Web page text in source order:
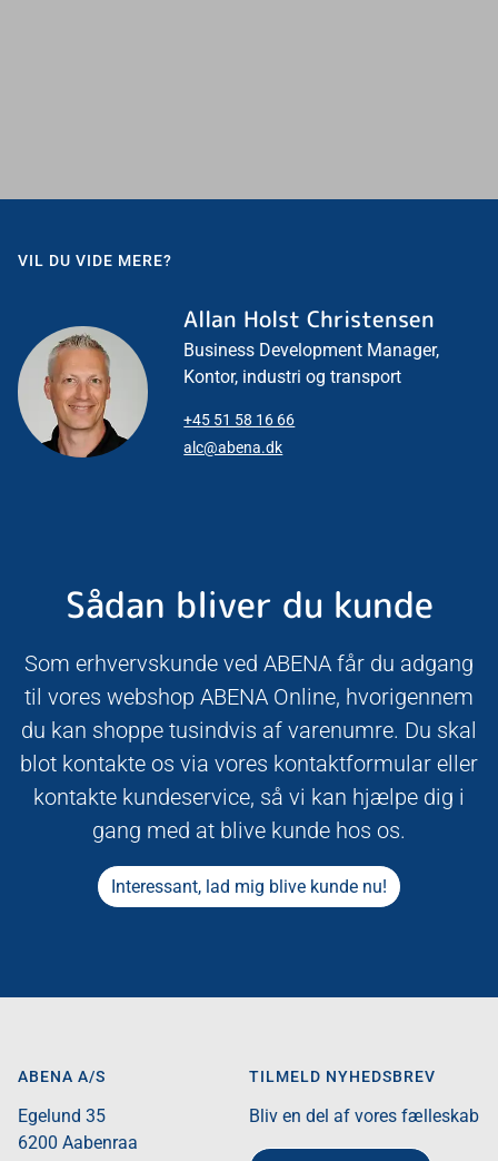
VIL DU VIDE MERE?
Allan Holst Christensen
Business Development Manager,
Kontor, industri og transport
+45 51 58 16 66
alc@abena.dk
Sådan bliver du kunde
Som erhvervskunde ved ABENA får du adgang
til vores webshop ABENA Online, hvorigennem
du kan shoppe tusindvis af varenumre. Du skal
blot kontakte os via vores kontaktformular eller
kontakte kundeservice, så vi kan hjælpe dig i
gang med at blive kunde hos os.
Interessant, lad mig blive kunde nu!
ABENA A/S
Egelund 35​
6200 Aabenraa​
TILMELD NYHEDSBREV
Bliv en del af vores fælleskab